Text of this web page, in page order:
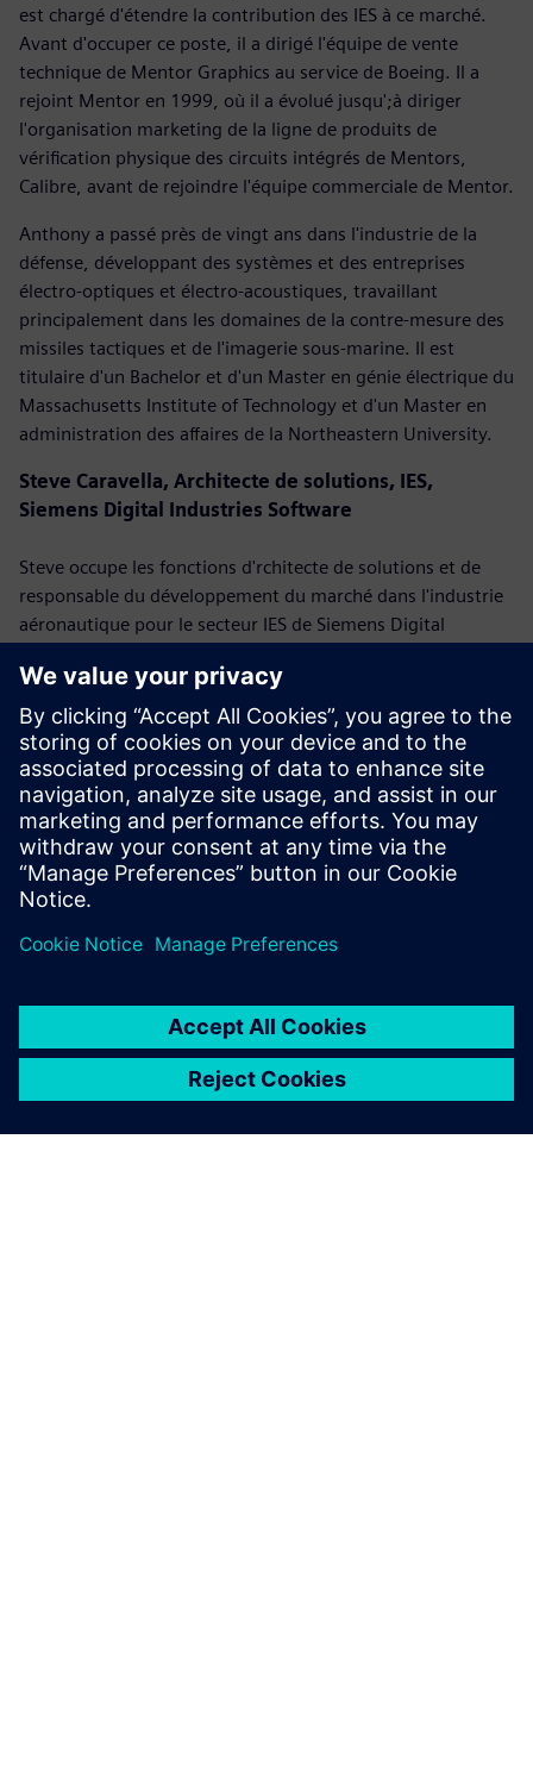
est chargé d'étendre la contribution des IES à ce marché.
Avant d'occuper ce poste, il a dirigé l'équipe de vente
technique de Mentor Graphics au service de Boeing. Il a
rejoint Mentor en 1999, où il a évolué jusqu';à diriger
l'organisation marketing de la ligne de produits de
vérification physique des circuits intégrés de Mentors,
Calibre, avant de rejoindre l'équipe commerciale de Mentor.
Anthony a passé près de vingt ans dans l'industrie de la
défense, développant des systèmes et des entreprises
électro-optiques et électro-acoustiques, travaillant
principalement dans les domaines de la contre-mesure des
missiles tactiques et de l'imagerie sous-marine. Il est
titulaire d'un Bachelor et d'un Master en génie électrique du
Massachusetts Institute of Technology et d'un Master en
administration des affaires de la Northeastern University.
Steve Caravella, Architecte de solutions, IES,
Siemens Digital Industries Software
Steve occupe les fonctions d'rchitecte de solutions et de
responsable du développement du marché dans l'industrie
aéronautique pour le secteur IES de Siemens Digital
l'industrie aéronautique, il a mené et exécuté des projets et
des programmes dans des rôles de gestion technique et de
gestion de programme, défini et mis en œuvre de
nouveaux processus et outils commerciaux et développé et
encadré des équipes d'ingénieurs. Il possède de solides
compétences techniques en matière de navigabilité et de
conception technique (ingénierie des structures et des
systèmes), ainsi qu'une forte orientation client et
utilisateur final. Il est titulaire d'un Bachelor of Science en
génie mécanique de l'Université du Wisconsin-Madison.